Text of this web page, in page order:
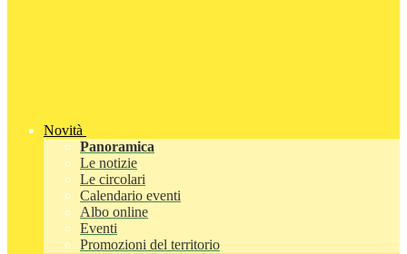
Novità
Panoramica
Le notizie
Le circolari
Calendario eventi
Albo online
Eventi
Promozioni del territorio